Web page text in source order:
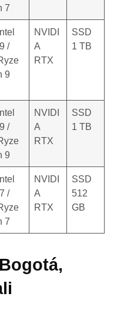
7
/
9
NVIDI
A
RTX
SSD
1 TB
/
9
NVIDI
A
RTX
SSD
1 TB
/
7
NVIDI
A
RTX
SSD
512
GB